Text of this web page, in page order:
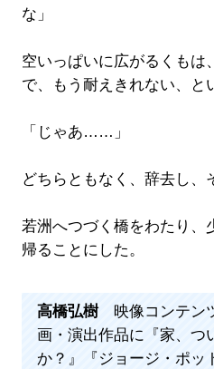
な」
空いっぱいに広がるくもは
で、もう耐えきれない、と
「じゃあ……」
どちらともなく、辞去し、
若洲へつづく橋をわたり、
帰ることにした。
高橋弘樹 映像コンテン
画・演出作品に『家、つ
か？』『ジョージ・ポッ